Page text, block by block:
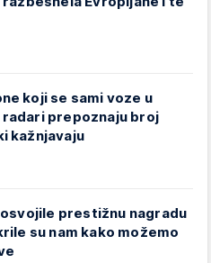
koji se sami voze u
prepoznaju broj
kažnjavaju
prestižnu nagradu
su nam kako možemo